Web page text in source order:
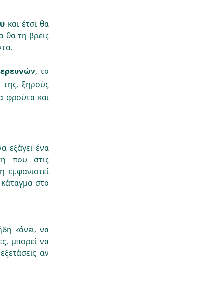
και έτσι θα
θα τη βρεις
της, ξηρούς
φρούτα και
εξάγει ένα
που στις
εμφανιστεί
στο
κάνει, να
μπορεί να
αν